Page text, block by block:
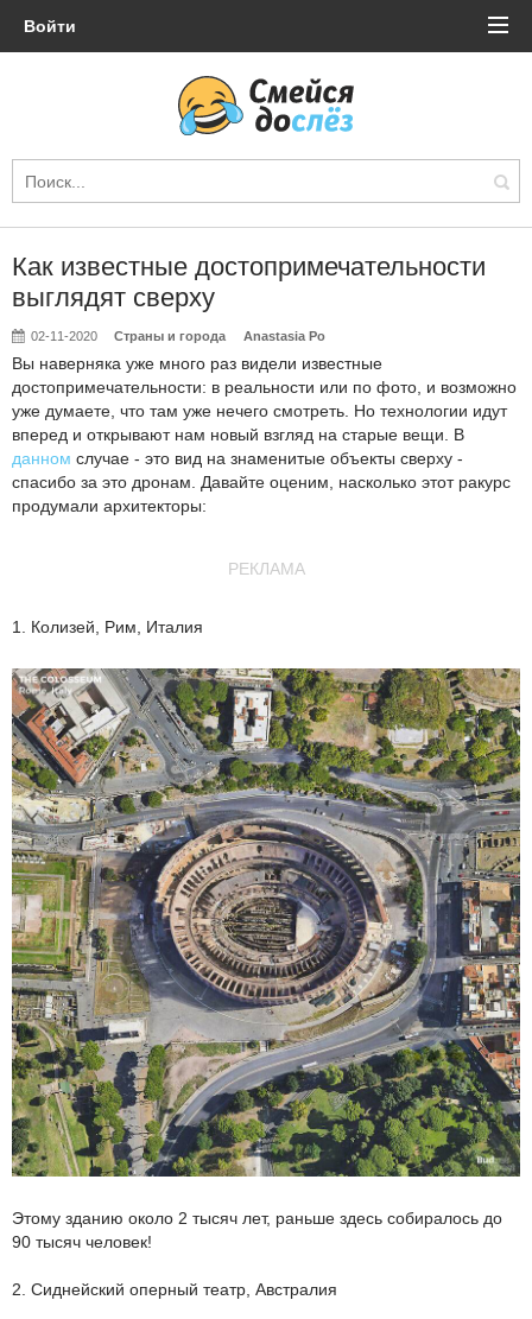
Войти
Как известные достопримечательности
выглядят сверху
02-11-2020 Страны и города Anastasia Po
Вы наверняка уже много раз видели известные
достопримечательности: в реальности или по фото, и возможно
уже думаете, что там уже нечего смотреть. Но технологии идут
вперед и открывают нам новый взгляд на старые вещи. В
данном случае - это вид на знаменитые объекты сверху -
спасибо за это дронам. Давайте оценим, насколько этот ракурс
продумали архитекторы:
РЕКЛАМА
1. Колизей, Рим, Италия
Этому зданию около 2 тысяч лет, раньше здесь собиралось до
90 тысяч человек!
2. Сиднейский оперный театр, Австралия